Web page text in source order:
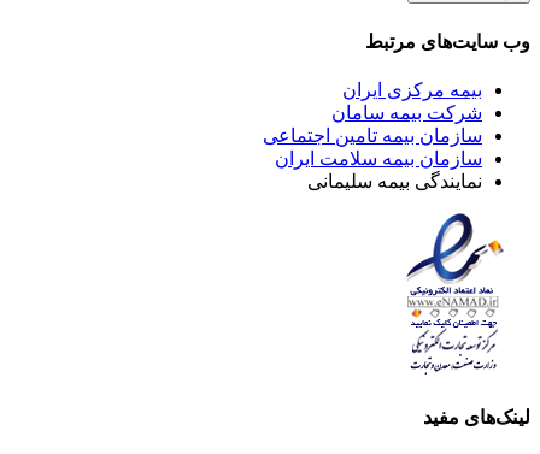
وب سایت‌های مرتبط
بیمه مرکزی ایران
شرکت بیمه سامان
سازمان بیمه تامین اجتماعی
سازمان بیمه سلامت ایران
نمایندگی بیمه سلیمانی
لینک‌های مفید